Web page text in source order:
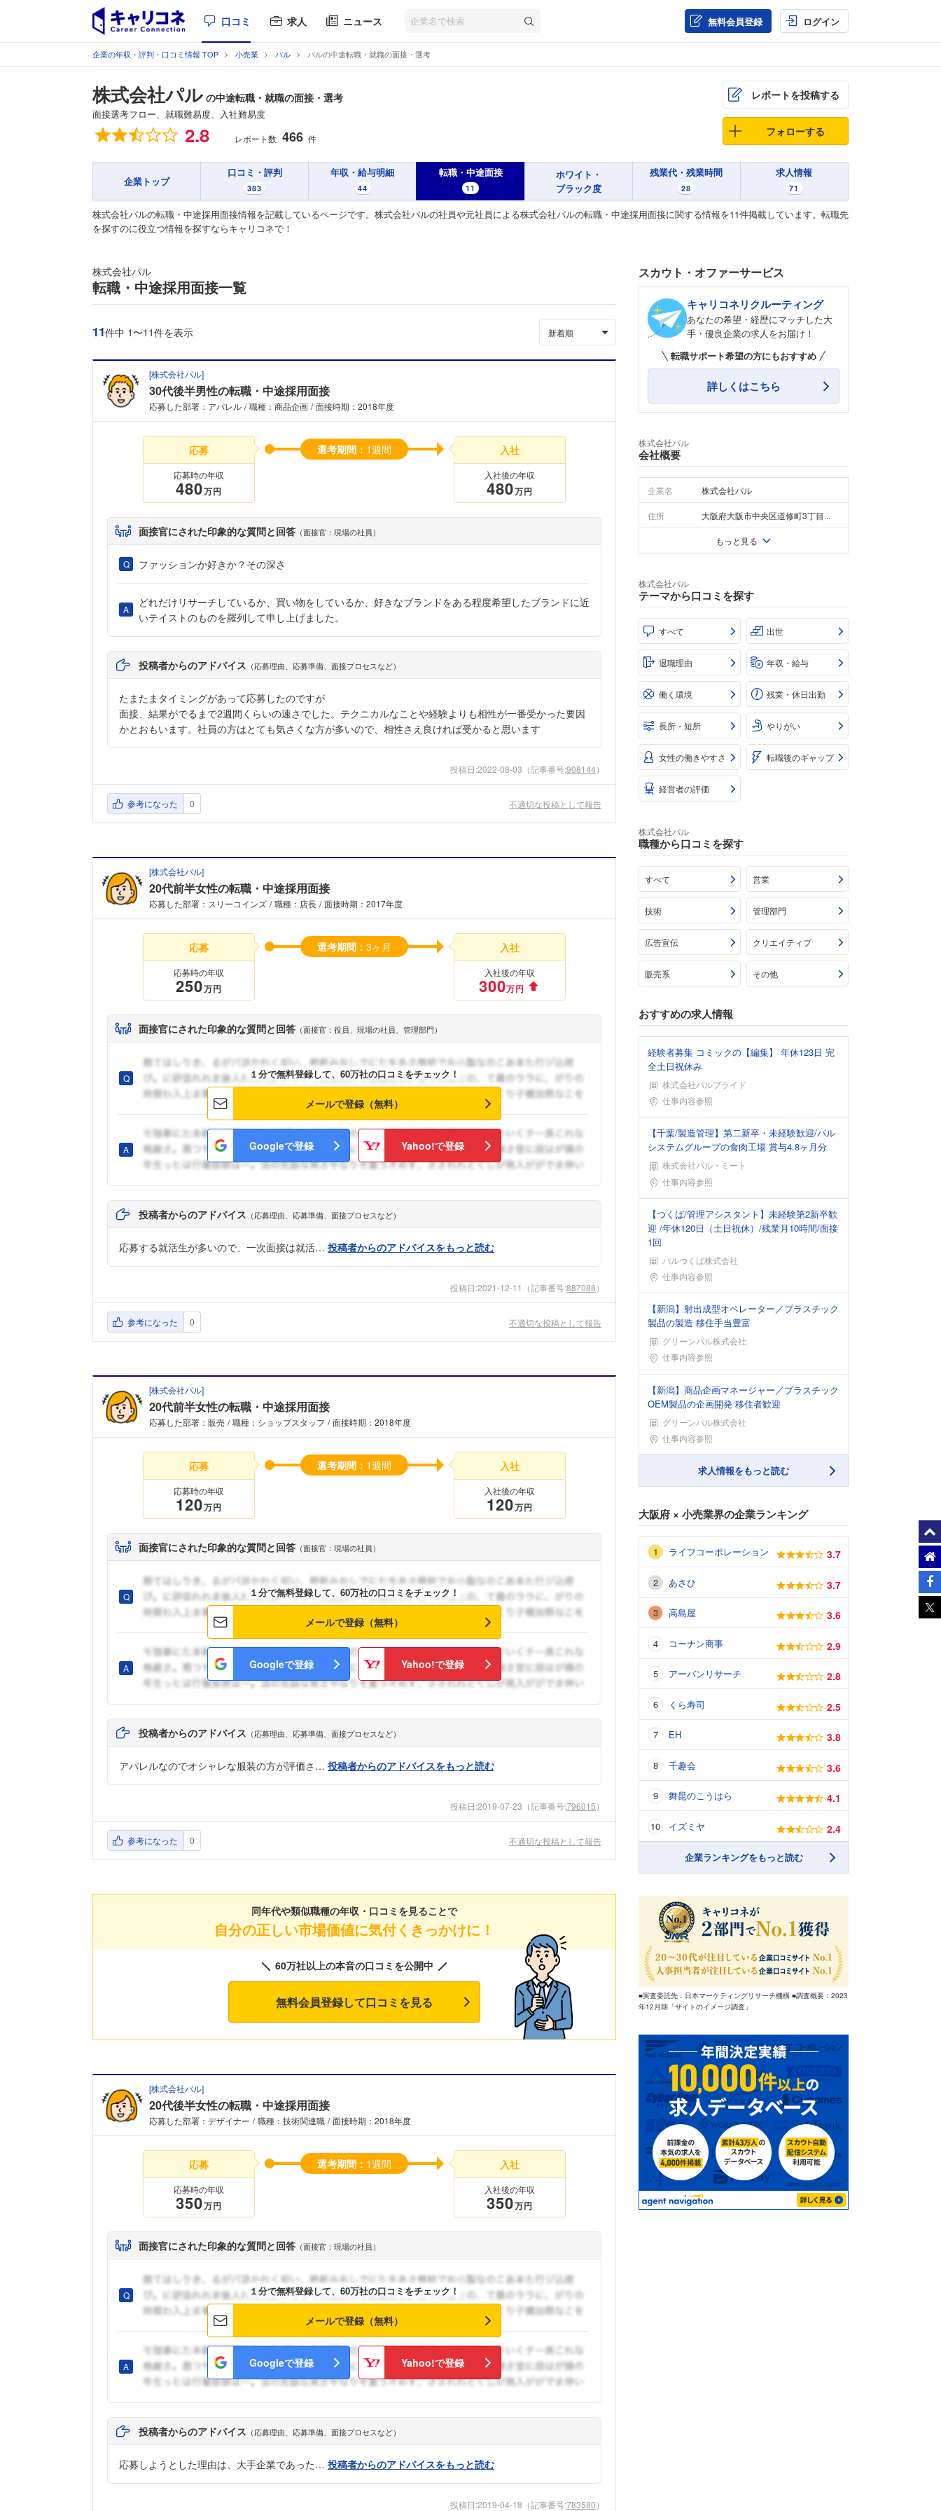
口コミ 求人 ニュース 無料会員登録 ログイン
企業の年収・評判・口コミ情報 TOP 小売業 パル パルの中途転職・就職の面接・選考
株式会社パル の中途転職・就職の面接・選考
面接選考フロー、就職難易度、入社難易度
総合評価 2.8 レポート数 466 件
レポートを投稿する
フォローする
企業トップ
口コミ・評判
383
年収・給与明細
44
転職・中途面接
11
ホワイト・
ブラック度
残業代・残業時間
28
求人情報
71
株式会社パルの転職・中途採用面接情報を記載しているページです。株式会社パルの社員や元社員による株式会社パルの転職・中途採用面接に関する情報を11件掲載しています。転職先
を探すのに役立つ情報を探すならキャリコネで！
こちらの企業もフォローしませんか？
株式会社パル
転職・中途採用面接一覧
11件中 1〜11件を表示 新着順
[株式会社パル]
30代後半男性の転職・中途採用面接
応募した部署：アパレル 職種：商品企画 面接時期：2018年度
選考期間： 1週間
応募
応募時の年収
480万円
入社
入社後の年収
480万円
面接官にされた印象的な質問と回答 （面接官：現場の社員）
ファッションか好きか？その深さ
どれだけリサーチしているか、買い物をしているか、好きなブランドをある程度希望したブランドに近
いテイストのものを羅列して申し上げました。
投稿者からのアドバイス （応募理由、応募準備、面接プロセスなど）
たまたまタイミングがあって応募したのですが
面接、結果がでるまで2週間くらいの速さでした。テクニカルなことや経験よりも相性が一番受かった要因
かとおもいます。社員の方はとても気さくな方が多いので、相性さえ良ければ受かると思います
投稿日:2022-08-03 （記事番号:908144）
参考になった 0 不適切な投稿として報告
[株式会社パル]
20代前半女性の転職・中途採用面接
応募した部署：スリーコインズ 職種：店長 面接時期：2017年度
選考期間： 3ヶ月
応募
応募時の年収
250万円
入社
入社後の年収
300万円
面接官にされた印象的な質問と回答 （面接官：役員、現場の社員、管理部門）
１分で無料登録して、60万社の口コミをチェック！
メールで登録（無料）
Googleで登録 Yahoo!で登録
投稿者からのアドバイス （応募理由、応募準備、面接プロセスなど）
応募する就活生が多いので、一次面接は就活… 投稿者からのアドバイスをもっと読む
投稿日:2021-12-11 （記事番号:887088）
参考になった 0 不適切な投稿として報告
[株式会社パル]
20代前半女性の転職・中途採用面接
応募した部署：販売 職種：ショップスタッフ 面接時期：2018年度
選考期間： 1週間
応募
応募時の年収
120万円
入社
入社後の年収
120万円
面接官にされた印象的な質問と回答 （面接官：現場の社員）
１分で無料登録して、60万社の口コミをチェック！
メールで登録（無料）
Googleで登録 Yahoo!で登録
投稿者からのアドバイス （応募理由、応募準備、面接プロセスなど）
アパレルなのでオシャレな服装の方が評価さ… 投稿者からのアドバイスをもっと読む
投稿日:2019-07-23 （記事番号:796015）
参考になった 0 不適切な投稿として報告
同年代や類似職種の年収・口コミを見ることで
自分の正しい市場価値に気付くきっかけに！
60万社以上の本音の口コミを公開中
無料会員登録して口コミを見る
[株式会社パル]
20代後半女性の転職・中途採用面接
応募した部署：デザイナー 職種：技術関連職 面接時期：2018年度
選考期間： 1週間
応募
応募時の年収
350万円
入社
入社後の年収
350万円
面接官にされた印象的な質問と回答 （面接官：現場の社員）
１分で無料登録して、60万社の口コミをチェック！
メールで登録（無料）
Googleで登録 Yahoo!で登録
投稿者からのアドバイス （応募理由、応募準備、面接プロセスなど）
応募しようとした理由は、大手企業であった… 投稿者からのアドバイスをもっと読む
投稿日:2019-04-18 （記事番号:783580）
スカウト・オファーサービス
キャリコネリクルーティング
あなたの希望・経歴にマッチした大
手・優良企業の求人をお届け！
転職サポート希望の方にもおすすめ
詳しくはこちら
株式会社パル
会社概要
企業名 株式会社パル
住所 大阪府大阪市中央区道修町3丁目...
もっと見る
株式会社パル
テーマから口コミを探す
すべて 出世
退職理由 年収・給与
働く環境 残業・休日出勤
長所・短所 やりがい
女性の働きやすさ 転職後のギャップ
経営者の評価
株式会社パル
職種から口コミを探す
すべて 営業
技術 管理部門
広告宣伝 クリエイティブ
販売系 その他
おすすめの求人情報
経験者募集 コミックの【編集】 年休123日 完
全土日祝休み
株式会社パルプライド
勤務地仕事内容参照
【千葉/製造管理】第二新卒・未経験歓迎/パル
システムグループの食肉工場 賞与4.8ヶ月分
株式会社パル・ミート
勤務地仕事内容参照
【つくば/管理アシスタント】未経験第2新卒歓
迎 /年休120日（土日祝休）/残業月10時間/面接
1回
パルつくば株式会社
勤務地仕事内容参照
【新潟】射出成型オペレーター／プラスチック
製品の製造 移住手当豊富
グリーンパル株式会社
勤務地仕事内容参照
【新潟】商品企画マネージャー／プラスチック
OEM製品の企画開発 移住者歓迎
グリーンパル株式会社
勤務地仕事内容参照
求人情報をもっと読む
大阪府 × 小売業界の企業ランキング
ライフコーポレーション 3.7
あさひ 3.7
高島屋 3.6
コーナン商事 2.9
アーバンリサーチ 2.8
くら寿司 2.5
EH 3.8
千趣会 3.6
舞昆のこうはら 4.1
イズミヤ 2.4
企業ランキングをもっと読む
■実査委託先：日本マーケティングリサーチ機構 ■調査概要：2023
年12月期「サイトのイメージ調査」